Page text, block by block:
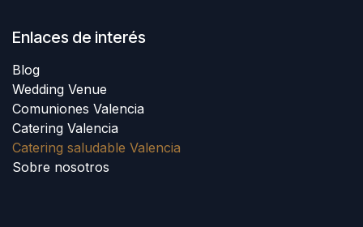
Enlaces de interés
Blog
Wedding Venue
Comuniones Valencia
Catering Valencia
Catering saludable Valencia
Sobre nosotros